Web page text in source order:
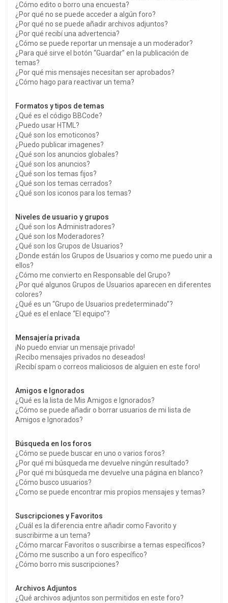
¿Cómo edito o borro una encuesta?
¿Por qué no se puede acceder a algún foro?
¿Por qué no se puede añadir archivos adjuntos?
¿Por qué recibí una advertencia?
¿Cómo se puede reportar un mensaje a un moderador?
¿Para qué sirve el botón “Guardar” en la publicación de
temas?
¿Por qué mis mensajes necesitan ser aprobados?
¿Cómo hago para reactivar un tema?
Formatos y tipos de temas
¿Qué es el código BBCode?
¿Puedo usar HTML?
¿Qué son los emoticonos?
¿Puedo publicar imagenes?
¿Qué son los anuncios globales?
¿Qué son los anuncios?
¿Qué son los temas fijos?
¿Qué son los temas cerrados?
¿Qué son los iconos para los temas?
Niveles de usuario y grupos
¿Qué son los Administradores?
¿Qué son los Moderadores?
¿Qué son los Grupos de Usuarios?
¿Donde están los Grupos de Usuarios y como me puedo unir a
ellos?
¿Cómo me convierto en Responsable del Grupo?
¿Por qué algunos Grupos de Usuarios aparecen en diferentes
colores?
¿Qué es un “Grupo de Usuarios predeterminado”?
¿Qué es el enlace “El equipo”?
Mensajería privada
¡No puedo enviar un mensaje privado!
¡Recibo mensajes privados no deseados!
¡Recibí spam o correos maliciosos de alguien en este foro!
Amigos e Ignorados
¿Qué es la lista de Mis Amigos e Ignorados?
¿Cómo se puede añadir o borrar usuarios de mi lista de
Amigos e Ignorados?
Búsqueda en los foros
¿Cómo se puede buscar en uno o varios foros?
¿Por qué mi búsqueda me devuelve ningún resultado?
¿Por qué mi búsqueda me devuelve una página en blanco?
¿Cómo busco usuarios?
¿Como se puede encontrar mis propios mensajes y temas?
Suscripciones y Favoritos
¿Cuál es la diferencia entre añadir como Favorito y
suscribirme a un tema?
¿Cómo marcar Favoritos o suscribirse a temas específicos?
¿Cómo me suscribo a un foro específico?
¿Cómo borro mis suscripciones?
Archivos Adjuntos
¿Qué archivos adjuntos son permitidos en este foro?